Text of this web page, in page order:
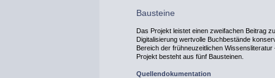
Bausteine
Das Projekt leistet einen zweifachen Beitrag
Digitalisierung wertvolle Buchbestände
Bereich der frühneuzeitlichen
Projekt besteht aus fünf Bausteinen.
Quellendokumentation